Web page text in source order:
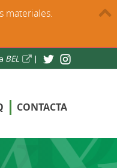
BEL |
CONTACTA
materiales.